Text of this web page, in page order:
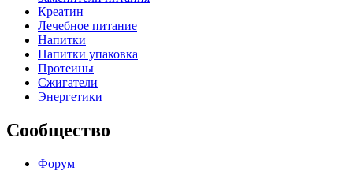
Креатин
Лечебное питание
Напитки
Напитки упаковка
Протеины
Сжигатели
Энергетики
Сообщество
Форум